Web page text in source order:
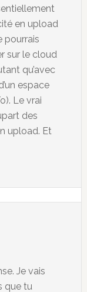
en upload
pourrais
sur le cloud
qu’avec
espace
Le vrai
des
upload. Et
Je vais
que tu